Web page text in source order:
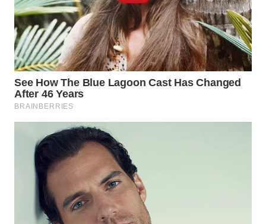
BORNEO
Wahana
Media
Group
WAHANA
NEWS
WAHANA
TANI
WAHANA
ADVOKAT
WAHANA